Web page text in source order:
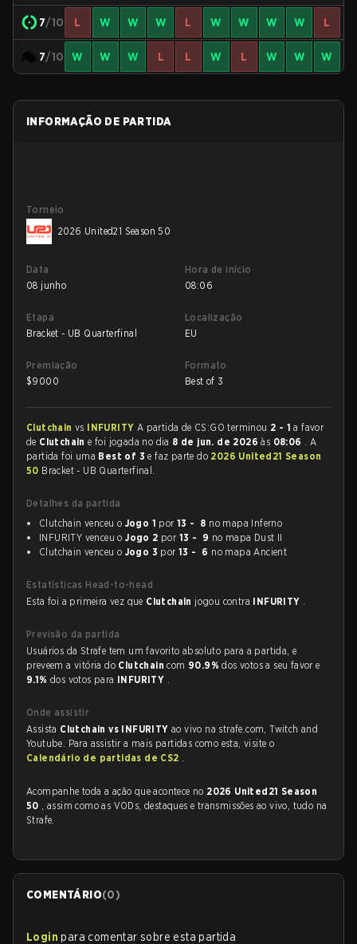
7/10 L W W W L W W W W L
7/10 W W W L L W L W W W
INFORMAÇÃO DE PARTIDA
Torneio
2026 United21 Season 50
Data
08 junho
Hora de início
08:06
Etapa
Bracket - UB Quarterfinal
Localização
EU
Premiação
$9000
Formato
Best of 3
Clutchain vs INFURITY A partida de CS:GO terminou 2 - 1 a favor
de Clutchaine foi jogada no dia 8 de jun. de 2026às 08:06 . A
partida foi uma Best of 3e faz parte do 2026 United21 Season
50 Bracket - UB Quarterfinal.
Detalhes da partida
Clutchain venceu o Jogo 1 por13 - 8 no mapa Inferno
INFURITY venceu oJogo 2 por 13 - 9 no mapa Dust II
Clutchain venceu o Jogo 3 por13 - 6 no mapa Ancient
Estatísticas Head-to-head
Esta foi a primeira vez que Clutchain jogou contra INFURITY .
Previsão da partida
Usuários da Strafe tem um favorito absoluto para a partida, e
preveem a vitória do Clutchaincom 90.9%dos votos a seu favor e
9.1% dos votos para INFURITY .
Onde assistir
Assista Clutchain vs INFURITYao vivo na strafe.com, Twitch and
Youtube. Para assistir a mais partidas como esta, visite o
Calendário de partidas de CS2 .
Acompanhe toda a ação que acontece no 2026 United21 Season
50 , assim como as VODs, destaques e transmissões ao vivo, tudo na
Strafe.
COMENTÁRIO(0)
Login para comentar sobre esta partida